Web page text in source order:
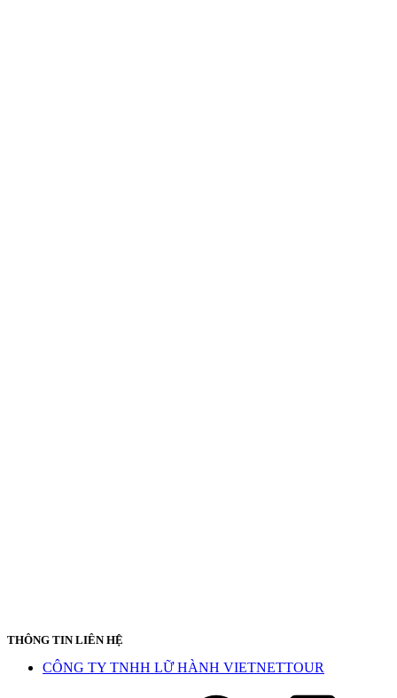
THÔNG TIN LIÊN HỆ
CÔNG TY TNHH LỮ HÀNH VIETNETTOUR